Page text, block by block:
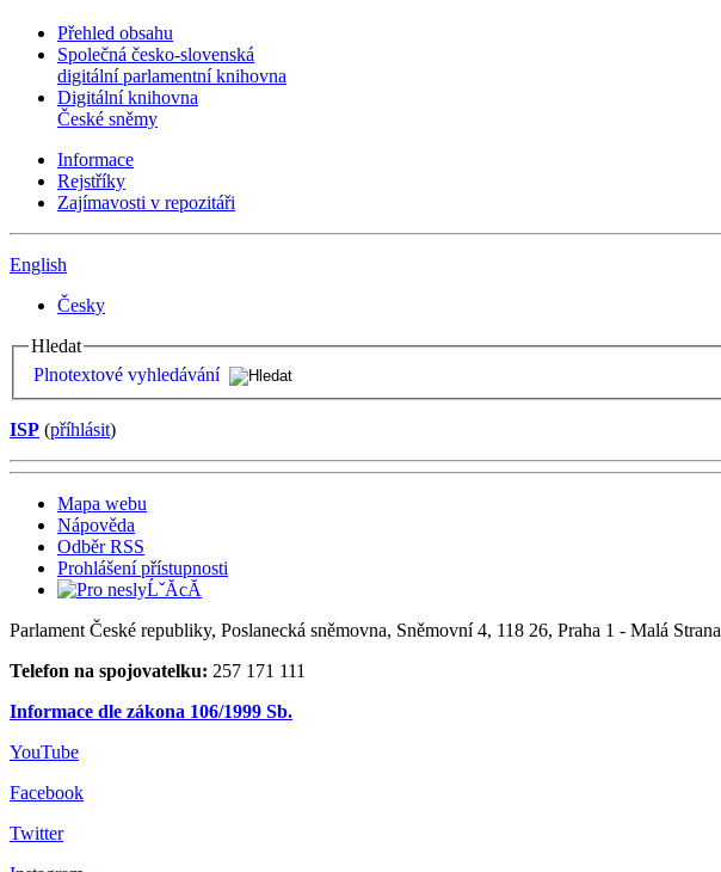
Přehled obsahu
Společná česko-slovenská
digitální parlamentní knihovna
Digitální knihovna
České sněmy
Informace
Rejstříky
Zajímavosti v repozitáři
English
Česky
Hledat
Plnotextové vyhledávání
ISP (příhlásit)
Mapa webu
Nápověda
Odběr RSS
Prohlášení přístupnosti
Parlament České republiky, Poslanecká sněmovna, Sněmovní 4, 118 26, Praha 1 - Malá Strana
Telefon na spojovatelku: 257 171 111
Informace dle zákona 106/1999 Sb.
YouTube
Facebook
Twitter